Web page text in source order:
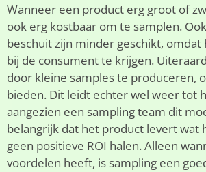
Wanneer een product erg groot of
ook erg kostbaar om te samplen.
beschuit zijn minder geschikt,
bij de consument te krijgen.
door kleine samples te produceren,
bieden. Dit leidt echter wel weer tot
aangezien een sampling team dit
belangrijk dat het product levert wat
geen positieve ROI halen. Alleen
voordelen heeft, is sampling een